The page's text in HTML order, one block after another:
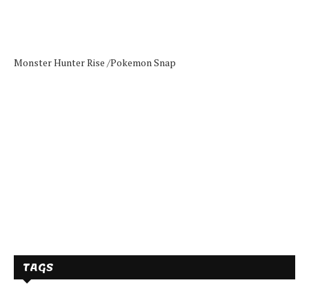
Monster Hunter Rise /Pokemon Snap
TAGS